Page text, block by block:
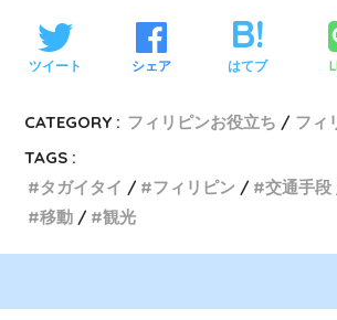
ツイート シェア はてブ
CATEGORY : フィリピンお役立ち
フィ
TAGS :
タガイタイ
フィリピン 交通手段
移動
観光